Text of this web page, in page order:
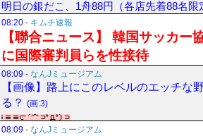
明日の銀だこ、1舟88円（各店先着88名限
08:20 - キムチ速報
【聯合ニュース】 韓国サッカ
に国際審判員らを性接待
08:09 - なんJミュージアム
【画像】路上にこのレベルのエッチな
る？ (画:3)
08:09 - なんJミュージアム